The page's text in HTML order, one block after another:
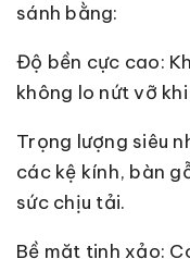
sánh bằng:
Độ bền cực cao:
không lo nứt vỡ
Trọng lượng siêu
các kệ kính, bàn
sức chịu tải.
Bề mặt tinh xảo: